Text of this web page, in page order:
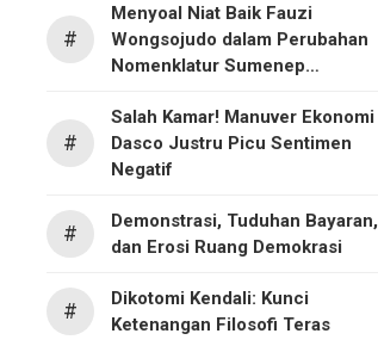
#
Menyoal Niat Baik Fauzi
Wongsojudo dalam Perubahan
Nomenklatur Sumenep
#
Salah Kamar! Manuver Ekonomi
Dasco Justru Picu Sentimen
Negatif
#
Demonstrasi, Tuduhan Bayaran,
dan Erosi Ruang Demokrasi
#
Dikotomi Kendali: Kunci
Ketenangan Filosofi Teras